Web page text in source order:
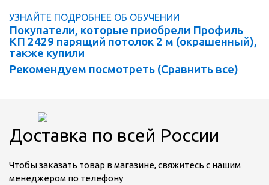
УЗНАЙТЕ ПОДРОБНЕЕ ОБ ОБУЧЕНИИ
Покупатели, которые приобрели Профиль
КП 2429 парящий потолок 2 м (окрашенный),
также купили
Рекомендуем посмотреть (Сравнить все)
Доставка по всей России
Чтобы заказать товар в магазине, свяжитесь с нашим
менеджером по телефону